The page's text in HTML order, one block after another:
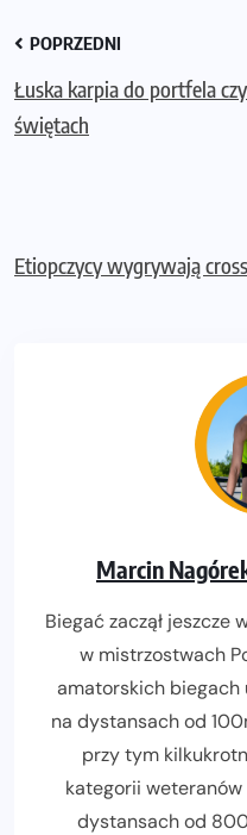
POPRZEDNI
Łuska karpia do portfela
świętach
Etiopczycy wygrywają
Marcin
Biegać zaczął jeszcze
w mistrzostwach
amatorskich biegach
na dystansach od
przy tym
kategorii weteranów
dystansach od